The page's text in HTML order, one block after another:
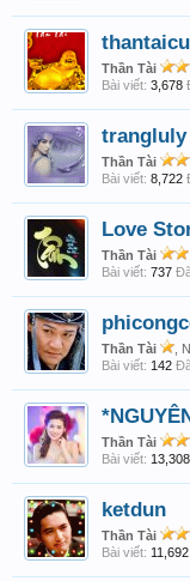
Thần Tài
Bài viết: 3,678
trangluly
Thần Tài
Bài viết: 8,722
Love
Thần Tài
Bài viết: 737
Thần Tài ,
Bài viết: 142
Thần Tài
Bài viết: 13,308
ketdun
Thần Tài
Bài viết: 11,692